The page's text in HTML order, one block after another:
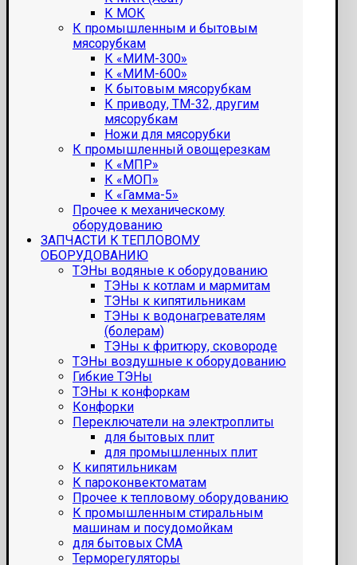
К МОК
К промышленным и бытовым
мясорубкам
К «МИМ-300»
К «МИМ-600»
К бытовым мясорубкам
К приводу, ТМ-32, другим
мясорубкам
Ножи для мясорубки
К промышленный овощерезкам
К «МПР»
К «МОП»
К «Гамма-5»
Прочее к механическому
оборудованию
ЗАПЧАСТИ К ТЕПЛОВОМУ
ОБОРУДОВАНИЮ
ТЭНы водяные к оборудованию
ТЭНы к котлам и мармитам
ТЭНы к кипятильникам
ТЭНы к водонагревателям
(болерам)
ТЭНы к фритюру, сковороде
ТЭНы воздушные к оборудованию
Гибкие ТЭНы
ТЭНы к конфоркам
Конфорки
Переключатели на электроплиты
для бытовых плит
для промышленных плит
К кипятильникам
К пароконвектоматам
Прочее к тепловому оборудованию
К промышленным стиральным
машинам и посудомойкам
для бытовых СМА
Терморегуляторы